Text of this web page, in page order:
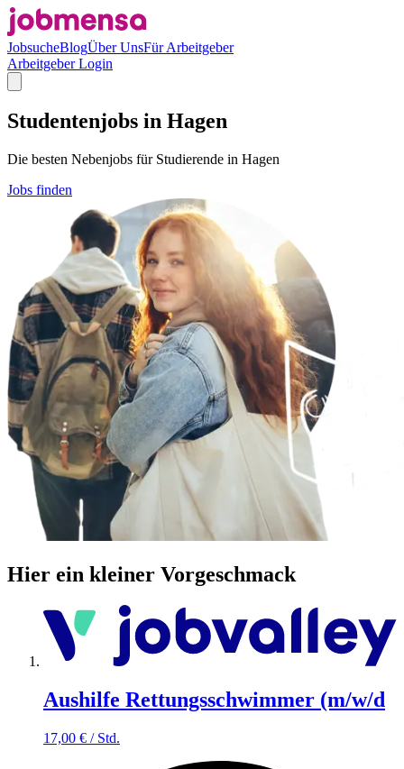
JobsucheBlogÜber UnsFür Arbeitgeber
Arbeitgeber Login
Studentenjobs in Hagen
Die besten Nebenjobs für Studierende in Hagen
Jobs finden
Hier ein kleiner Vorgeschmack
Aushilfe Rettungsschwimmer (m/w/d
17,00 € / Std.